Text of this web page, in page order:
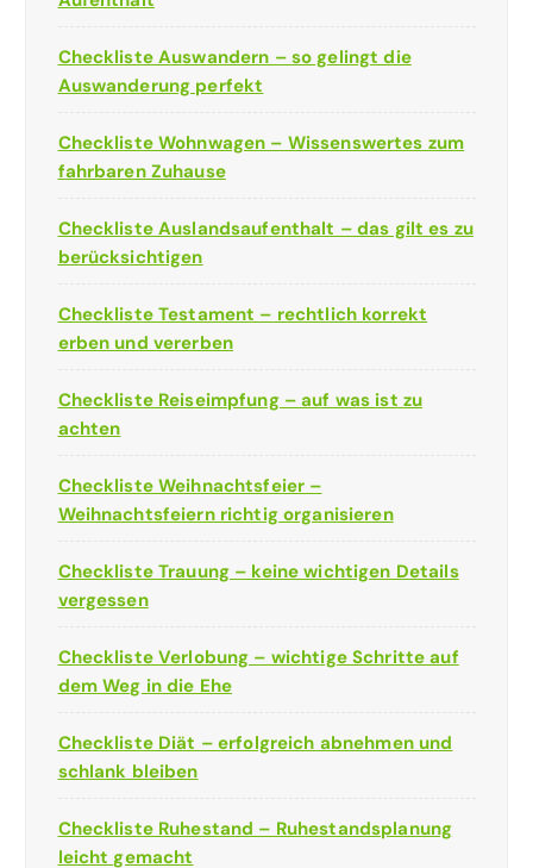
Checkliste Auswandern – so gelingt die
Auswanderung perfekt
Checkliste Wohnwagen – Wissenswertes zum
fahrbaren Zuhause
Checkliste Auslandsaufenthalt – das gilt es zu
berücksichtigen
Checkliste Testament – rechtlich korrekt
erben und vererben
Checkliste Reiseimpfung – auf was ist zu
achten
Checkliste Weihnachtsfeier –
Weihnachtsfeiern richtig organisieren
Checkliste Trauung – keine wichtigen Details
vergessen
Checkliste Verlobung – wichtige Schritte auf
dem Weg in die Ehe
Checkliste Diät – erfolgreich abnehmen und
schlank bleiben
Checkliste Ruhestand – Ruhestandsplanung
leicht gemacht